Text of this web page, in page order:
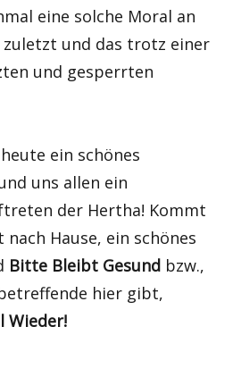
eine solche Moral an
zuletzt und das trotz einer
und gesperrten
ein schönes
uns allen ein
der Hertha! Kommt
Hause, ein schönes
Bitte Bleibt Gesund bzw.,
hier gibt,
Wieder!